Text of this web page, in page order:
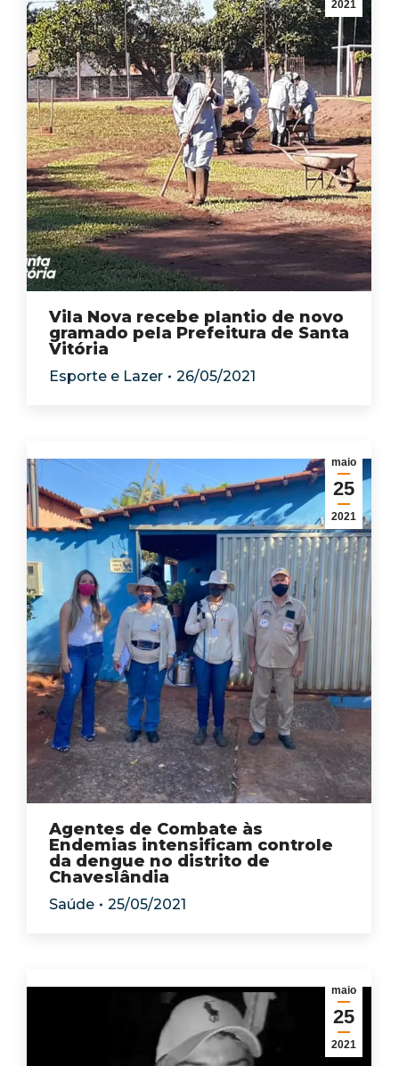
2021
Vila Nova recebe plantio de novo
gramado pela Prefeitura de Santa
Vitória
Esporte e Lazer 26/05/2021
maio
25
2021
Agentes de Combate às
Endemias intensificam controle
da dengue no distrito de
Chaveslândia
Saúde 25/05/2021
maio
25
2021